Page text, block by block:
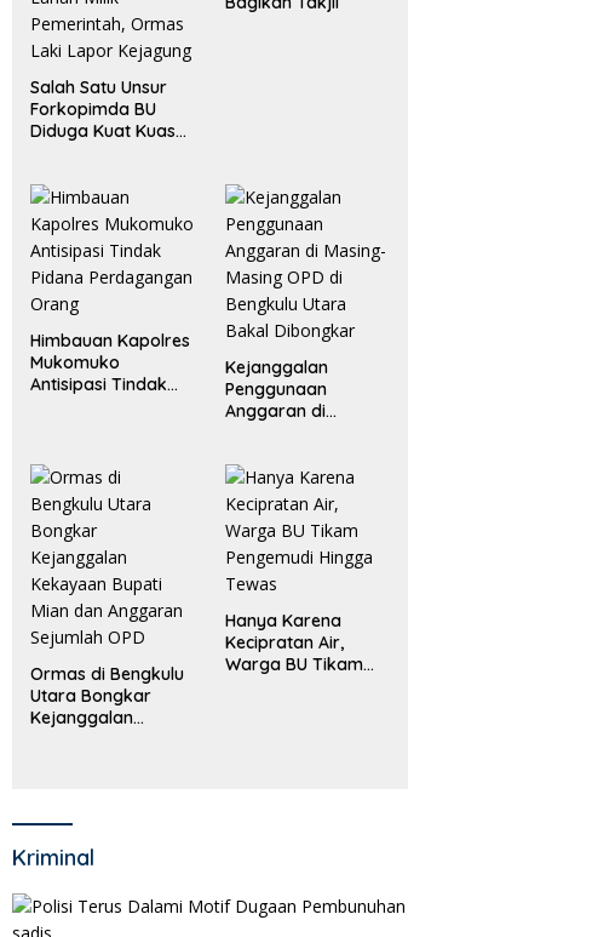
Salah Satu Unsur
Forkopimda BU
Diduga Kuat Kuasai
Laki Lapor
Kejagung
Himbauan Kapolres
Mukomuko
Antisipasi Tindak
Kejanggalan
Penggunaan
Anggaran di
Bakal Dibongkar
Ormas di Bengkulu
Utara Bongkar
Kejanggalan
Hanya Karena
Kecipratan Air,
Warga BU Tikam
Kriminal